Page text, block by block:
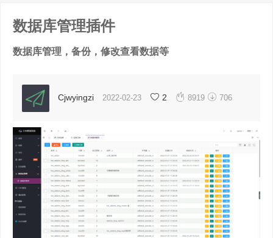
数据库管理插件
数据库管理，备份，修改查看数据等
Cjwyingzi 2022-02-23  2 8919  706